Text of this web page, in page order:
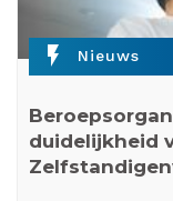
flash_on Nieuws
duidelijkheid